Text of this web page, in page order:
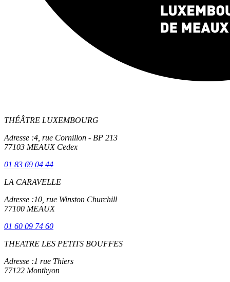
THÉÂTRE LUXEMBOURG
Adresse :4, rue Cornillon - BP 213
77103 MEAUX Cedex
01 83 69 04 44
LA CARAVELLE
Adresse :10, rue Winston Churchill
77100 MEAUX
01 60 09 74 60
THEATRE LES PETITS BOUFFES
Adresse :1 rue Thiers
77122 Monthyon